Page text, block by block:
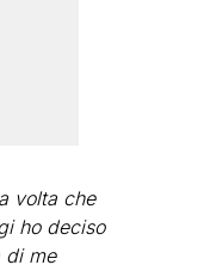
volta che
ho deciso
di me